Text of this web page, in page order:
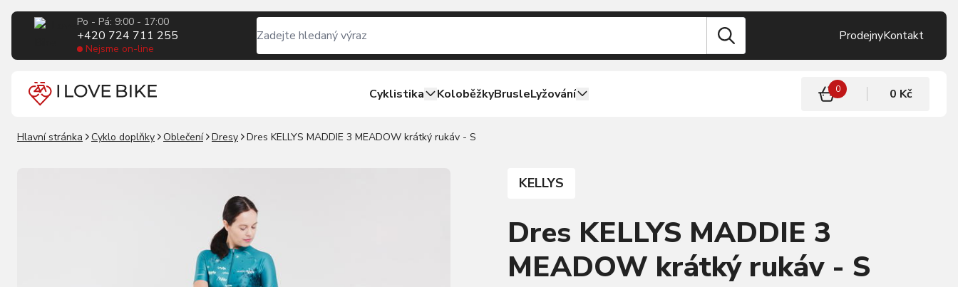
Po - Pá: 9:00 - 17:00
+420 724 711 255
Nejsme on-line
ProdejnyKontakt
Cyklistika KoloběžkyBrusleLyžování 0 0 Kč
Hlavní stránka Cyklo doplňky Oblečení Dresy Dres KELLYS MADDIE 3 MEADOW krátký rukáv - S
KELLYS
Dres KELLYS MADDIE 3
MEADOW krátký rukáv - S